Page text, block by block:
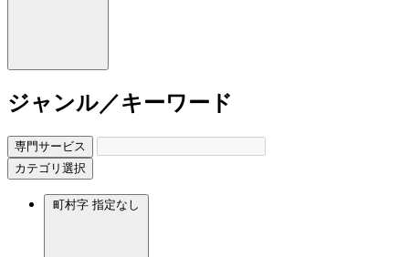
ジャンル／キーワード
専門サービス
カテゴリ選択
町村字 指定なし